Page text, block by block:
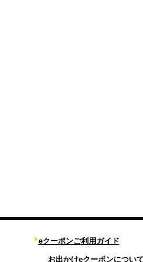
eクーポンご利用ガイド
お出かけeクーポンについて